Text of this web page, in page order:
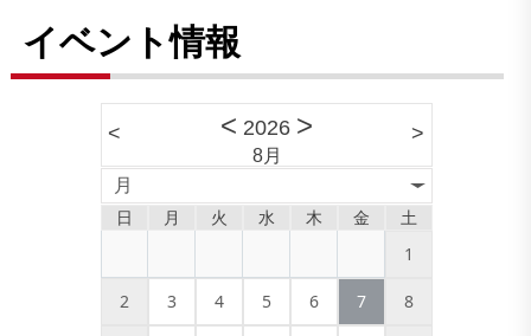
イベント情報
< < 2026 >
8月
>
月
日 月 火 水 木 金 土
1
2 3 4 5 6 7 8